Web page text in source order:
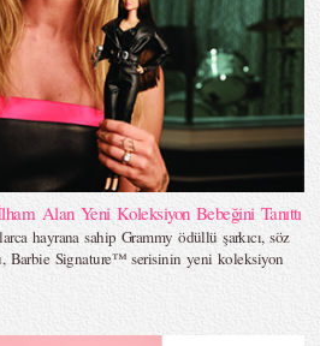
Alan Yeni Koleksiyon Bebeğini Tanıttı
hayrana sahip Grammy ödüllü şarkıcı, söz
Barbie Signature™ serisinin yeni koleksiyon